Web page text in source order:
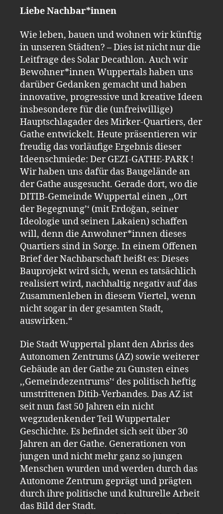
Liebe Nachbar*innen
Wie leben, bauen und wohnen wir künftig
in unseren Städten? – Dies ist nicht nur die
Leitfrage des Solar Decathlon. Auch wir
Bewohner*innen Wuppertals haben uns
darüber Gedanken gemacht und haben
innovative, progressive und kreative Ideen
insbesondere für die (unfreiwillige)
Hauptschlagader des Mirker-Quartiers, der
Gathe entwickelt. Heute präsentieren wir
freudig das vorläufige Ergebnis dieser
Ideenschmiede: Der GEZI-GATHE-PARK !
Wir haben uns dafür das Baugelände an
der Gathe ausgesucht. Gerade dort, wo die
DITIB-Gemeinde Wuppertal einen ,,Ort
der Begegnung’‘ (mit Erdoğan, seiner
Ideologie und seinen Lakaien) schaffen
will, denn die Anwohner*innen dieses
Quartiers sind in Sorge. In einem Offenen
Brief der Nachbarschaft heißt es: Dieses
Bauprojekt wird sich, wenn es tatsächlich
realisiert wird, nachhaltig negativ auf das
Zusammenleben in diesem Viertel, wenn
nicht sogar in der gesamten Stadt,
auswirken.“
Die Stadt Wuppertal plant den Abriss des
Autonomen Zentrums (AZ) sowie weiterer
Gebäude an der Gathe zu Gunsten eines
,,Gemeindezentrums’‘ des politisch heftig
umstrittenen Ditib-Verbandes. Das AZ ist
seit nun fast 50 Jahren ein nicht
wegzudenkender Teil Wuppertaler
Geschichte. Es befindet sich seit über 30
Jahren an der Gathe. Generationen von
jungen und nicht mehr ganz so jungen
Menschen wurden und werden durch das
Autonome Zentrum geprägt und prägten
durch ihre politische und kulturelle Arbeit
das Bild der Stadt.